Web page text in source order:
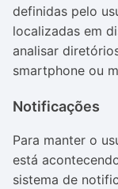
definidas pelo
localizadas em
analisar
smartphone ou
Notificações
Para manter o
está
sistema de